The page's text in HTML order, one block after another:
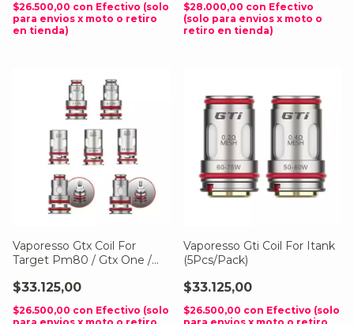
$26.500,00 con Efectivo (solo
para envios x moto o retiro
en tienda)
$28.000,00 con Efectivo
(solo para envios x moto o
retiro en tienda)
Vaporesso Gtx Coil For
Target Pm80 / Gtx One /
Px80 / Gtx Go 80 / Gtx Go
40 / Luxe 80 / Target 80
(5Pcs/Pack)
$33.125,00
$26.500,00 con Efectivo (solo
Vaporesso Gti Coil For Itank
(5Pcs/Pack)
$33.125,00
$26.500,00 con Efectivo (solo